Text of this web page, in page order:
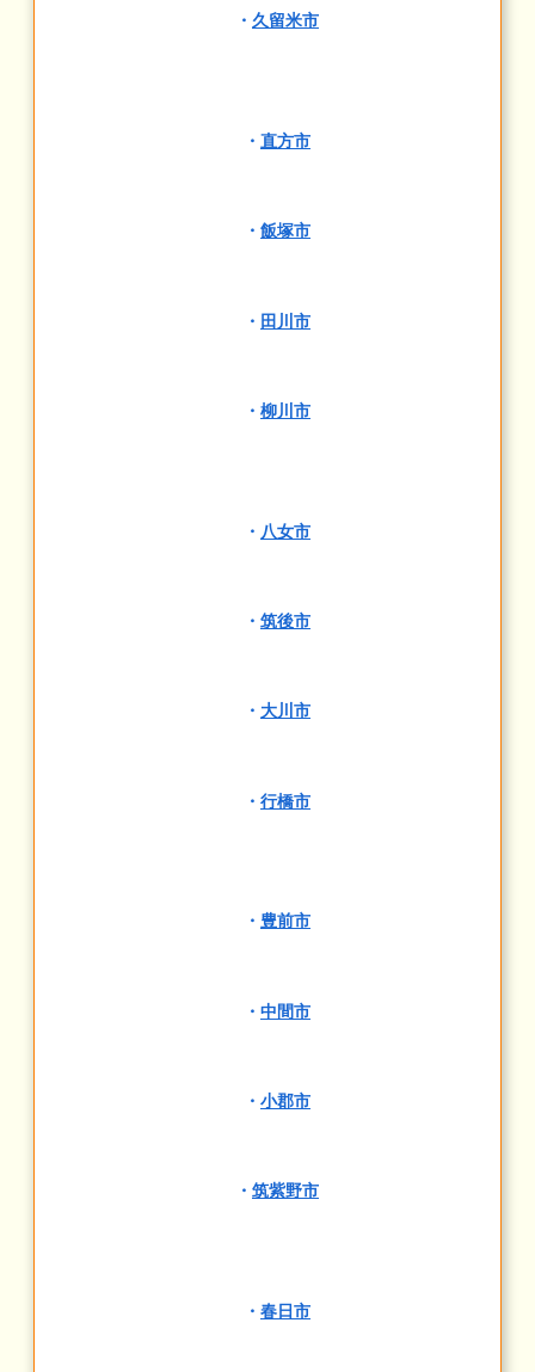
・ 久留米市
・ 直方市
・ 飯塚市
・ 田川市
・ 柳川市
・ 八女市
・ 筑後市
・ 大川市
・ 行橋市
・ 豊前市
・ 中間市
・ 小郡市
・ 筑紫野市
・ 春日市